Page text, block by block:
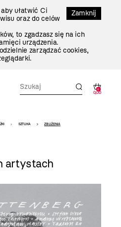
Zamknij
ułatwić Ci
oraz do celów
to zgadzasz się na ich
urządzenia.
zarządzać cookies,
0
0,00
SZTUKA ZBLIŻENIA
artystach